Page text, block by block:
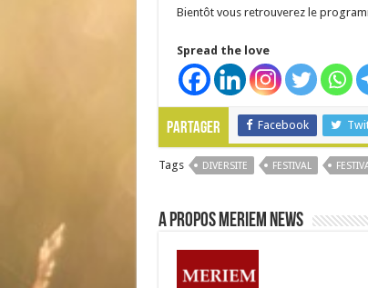
Bientôt vous retrouverez le
Spread the love
Partager Facebook
Tags DIVERSITE FESTIVAL
A propos Meriem News